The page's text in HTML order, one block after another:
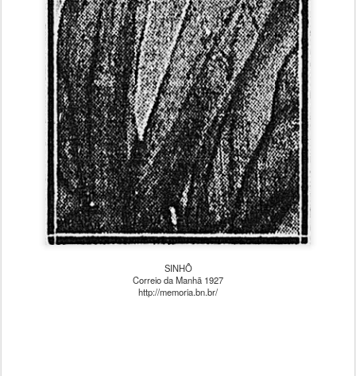
SINHÔ
Correio da Manhã 1927
http://memoria.bn.br/